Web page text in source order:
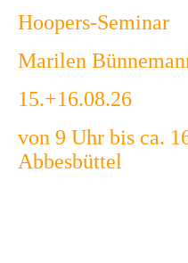
Hoopers-Seminar
Marilen
15.+16.08.26
von 9 Uhr bis ca.
Abbesbüttel